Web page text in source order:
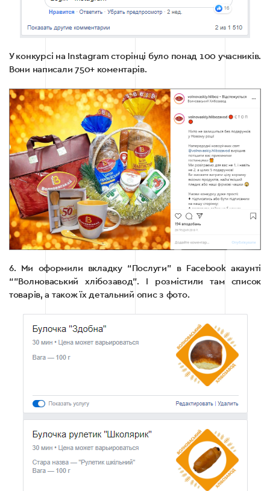
У конкурсі на Instagram сторінці було понад 100 учасників.
Вони написали 750+ коментарів.
6. Ми оформили вкладку “Послуги” в Facebook акаунті
“”Волноваський хлібозавод”. І розмістили там список
товарів, а також їх детальний опис з фото.